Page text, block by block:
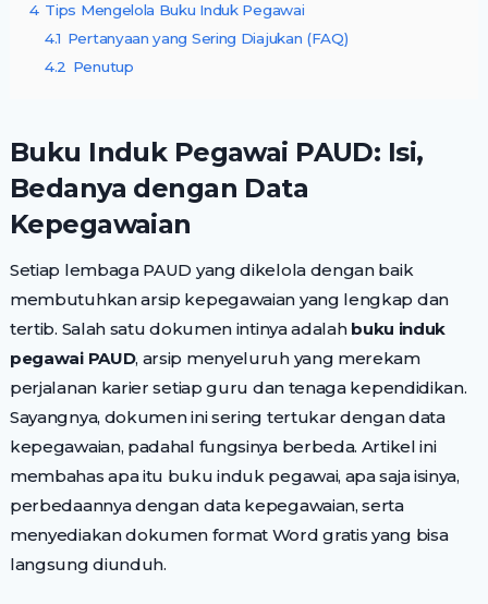
4 Tips Mengelola Buku Induk Pegawai
4.1 Pertanyaan yang Sering Diajukan (FAQ)
4.2 Penutup
Buku Induk Pegawai PAUD: Isi,
Bedanya dengan Data
Kepegawaian
Setiap lembaga PAUD yang dikelola dengan baik
membutuhkan arsip kepegawaian yang lengkap dan
tertib. Salah satu dokumen intinya adalah buku induk
pegawai PAUD, arsip menyeluruh yang merekam
perjalanan karier setiap guru dan tenaga kependidikan.
Sayangnya, dokumen ini sering tertukar dengan data
kepegawaian, padahal fungsinya berbeda. Artikel ini
membahas apa itu buku induk pegawai, apa saja isinya,
perbedaannya dengan data kepegawaian, serta
menyediakan dokumen format Word gratis yang bisa
langsung diunduh.